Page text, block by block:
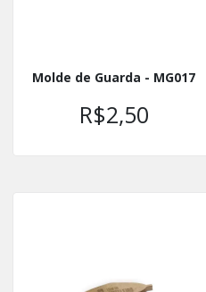
Molde de Guarda - MG017
R$2,50